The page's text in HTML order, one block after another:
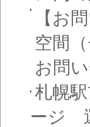
【お
空間
お問
札幌
ージ